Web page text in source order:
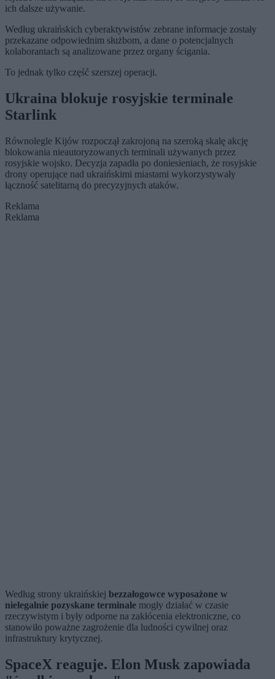
ich dalsze używanie.
Według ukraińskich cyberaktywistów zebrane informacje zostały
przekazane odpowiednim służbom, a dane o potencjalnych
kolaborantach są analizowane przez organy ścigania.
To jednak tylko część szerszej operacji.
Ukraina blokuje rosyjskie terminale
Starlink
Równolegle Kijów rozpoczął zakrojoną na szeroką skalę akcję
blokowania nieautoryzowanych terminali używanych przez
rosyjskie wojsko. Decyzja zapadła po doniesieniach, że rosyjskie
drony operujące nad ukraińskimi miastami wykorzystywały
łączność satelitarną do precyzyjnych ataków.
Reklama
Reklama
Według strony ukraińskiej bezzałogowce wyposażone w
nielegalnie pozyskane terminale mogły działać w czasie
rzeczywistym i były odporne na zakłócenia elektroniczne, co
stanowiło poważne zagrożenie dla ludności cywilnej oraz
infrastruktury krytycznej.
SpaceX reaguje. Elon Musk zapowiada